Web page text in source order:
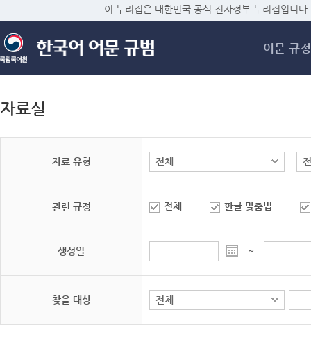
메
이 누리집은 대한민국 공식 전자정부 누리집입니다.
어문 규정
자료실
자료 유형
관련 규정 전체 한글 맞춤법
생성일 ~
찾을 대상